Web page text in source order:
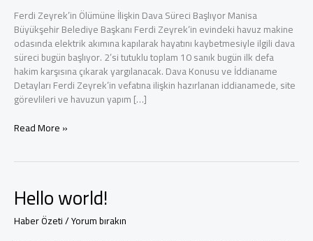
Ferdi Zeyrek’in Ölümüne İlişkin Dava Süreci Başlıyor Manisa
Büyükşehir Belediye Başkanı Ferdi Zeyrek‘in evindeki havuz makine
odasında elektrik akımına kapılarak hayatını kaybetmesiyle ilgili dava
süreci bugün başlıyor. 2’si tutuklu toplam 10 sanık bugün ilk defa
hakim karşısına çıkarak yargılanacak. Dava Konusu ve İddianame
Detayları Ferdi Zeyrek’in vefatına ilişkin hazırlanan iddianamede, site
görevlileri ve havuzun yapım […]
Ferdi
Belediye
Başkanının
Ölümüyle
Read More »
Hello world!
Haber Özeti/Yorum bırakın